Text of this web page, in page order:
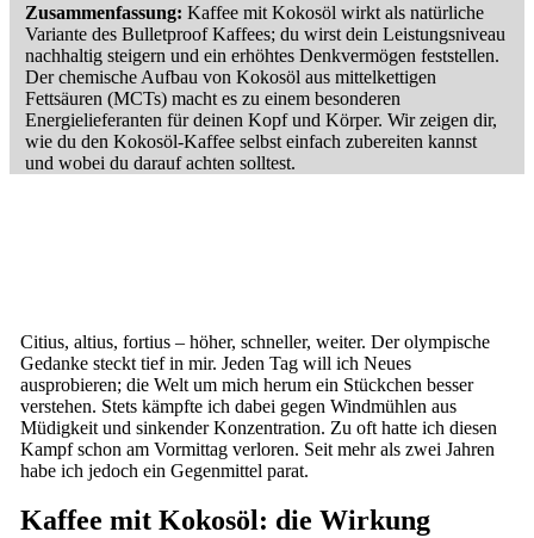
Zusammenfassung: Kaffee mit Kokosöl wirkt als natürliche
Variante des Bulletproof Kaffees; du wirst dein Leistungsniveau
nachhaltig steigern und ein erhöhtes Denkvermögen feststellen.
Der chemische Aufbau von Kokosöl aus mittelkettigen
Fettsäuren (MCTs) macht es zu einem besonderen
Energielieferanten für deinen Kopf und Körper. Wir zeigen dir,
wie du den Kokosöl-Kaffee selbst einfach zubereiten kannst
und wobei du darauf achten solltest.
Citius, altius, fortius – höher, schneller, weiter. Der olympische
Gedanke steckt tief in mir. Jeden Tag will ich Neues
ausprobieren; die Welt um mich herum ein Stückchen besser
verstehen. Stets kämpfte ich dabei gegen Windmühlen aus
Müdigkeit und sinkender Konzentration. Zu oft hatte ich diesen
Kampf schon am Vormittag verloren. Seit mehr als zwei Jahren
habe ich jedoch ein Gegenmittel parat.
Kaffee mit Kokosöl: die Wirkung